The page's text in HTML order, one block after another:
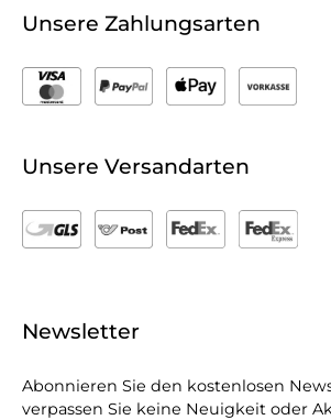
Unsere Zahlungsarten
Unsere Versandarten
Newsletter
Abonnieren Sie den kostenlosen
verpassen Sie keine Neuigkeit oder